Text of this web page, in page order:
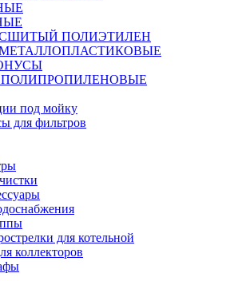
СШИТЫЙ ПОЛИЭТИЛЕН
МЕТАЛЛОПЛАСТИКОВЫЕ
ПОЛИПРОПИЛЕНОВЫЕ
под мойку
для фильтров
для котельной
коллекторов